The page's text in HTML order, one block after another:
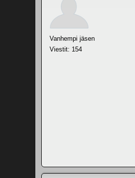
Vanhempi jäsen
Viestit: 154